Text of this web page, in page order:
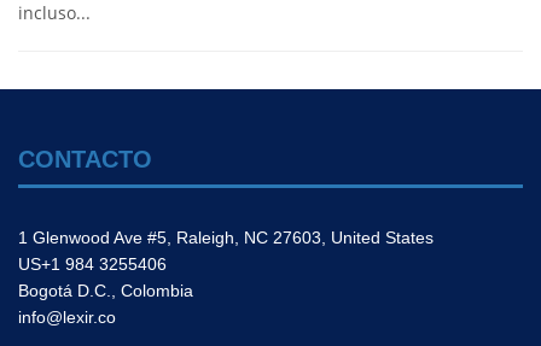
incluso...
CONTACTO
1 Glenwood Ave #5, Raleigh, NC 27603, United States
US+1 984 3255406
Bogotá D.C., Colombia
info@lexir.co